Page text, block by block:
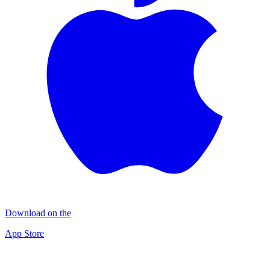
Download on the
App Store